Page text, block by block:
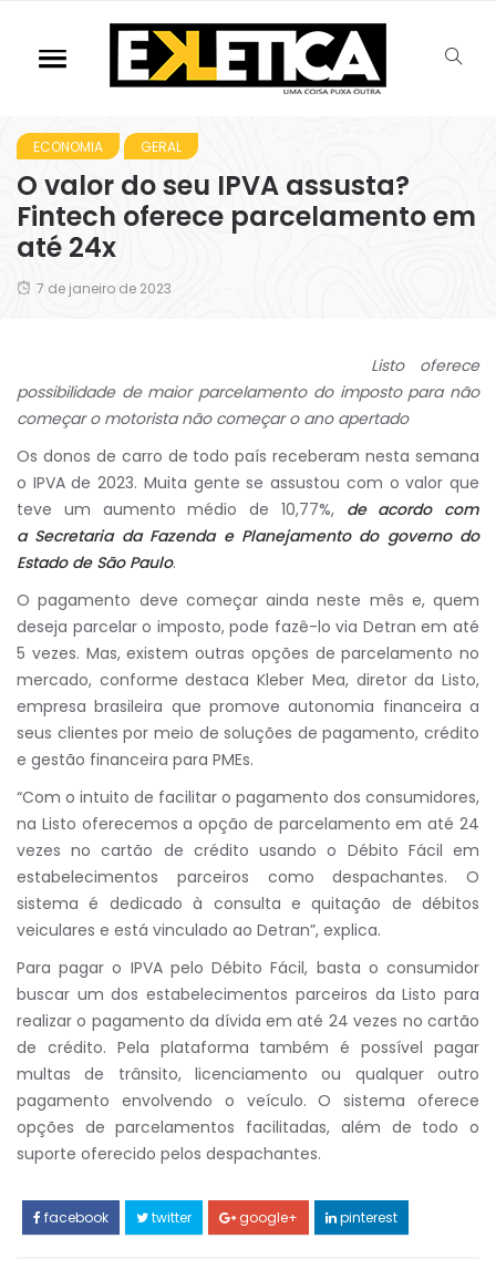
ECONOMIA GERAL
O valor do seu IPVA assusta?
Fintech oferece parcelamento em
até 24x
7 de janeiro de 2023
Listo oferece
possibilidade de maior parcelamento do imposto para não
começar o motorista não começar o ano apertado
Os donos de carro de todo país receberam nesta semana
o IPVA de 2023. Muita gente se assustou com o valor que
teve um aumento médio de 10,77%, de acordo com
a Secretaria da Fazenda e Planejamento do governo do
Estado de São Paulo.
O pagamento deve começar ainda neste mês e, quem
deseja parcelar o imposto, pode fazê-lo via Detran em até
5 vezes. Mas, existem outras opções de parcelamento no
mercado, conforme destaca Kleber Mea, diretor da Listo,
empresa brasileira que promove autonomia financeira a
seus clientes por meio de soluções de pagamento, crédito
e gestão financeira para PMEs.
“Com o intuito de facilitar o pagamento dos consumidores,
na Listo oferecemos a opção de parcelamento em até 24
vezes no cartão de crédito usando o Débito Fácil em
estabelecimentos parceiros como despachantes. O
sistema é dedicado à consulta e quitação de débitos
veiculares e está vinculado ao Detran”, explica.
Para pagar o IPVA pelo Débito Fácil, basta o consumidor
buscar um dos estabelecimentos parceiros da Listo para
realizar o pagamento da dívida em até 24 vezes no cartão
de crédito. Pela plataforma também é possível pagar
multas de trânsito, licenciamento ou qualquer outro
pagamento envolvendo o veículo. O sistema oferece
opções de parcelamentos facilitadas, além de todo o
suporte oferecido pelos despachantes.
facebook twitter google+ pinterest